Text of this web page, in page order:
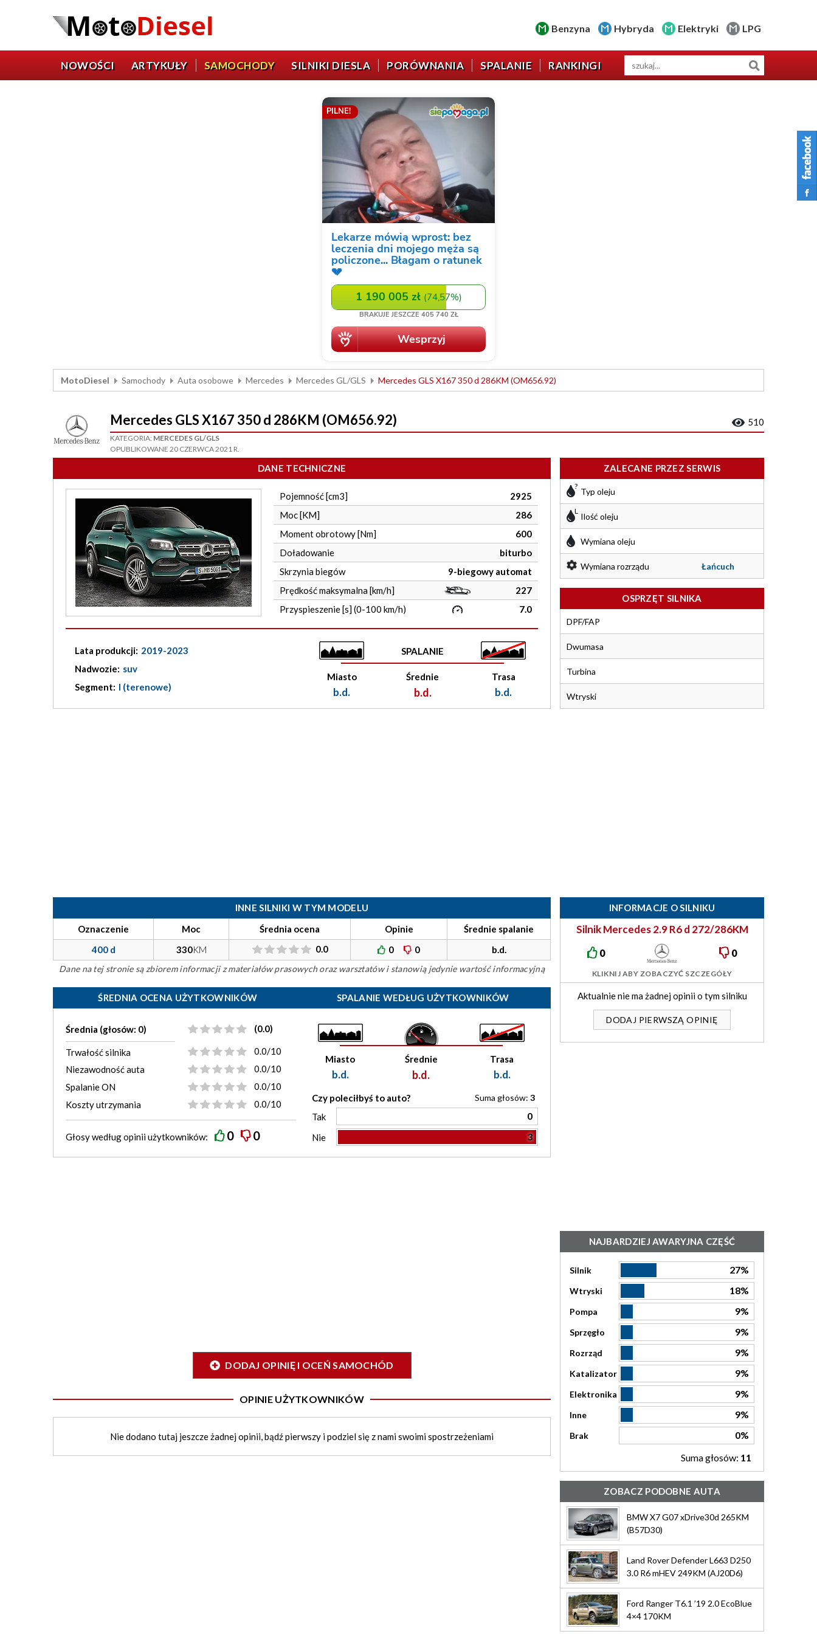
Benzyna Hybryda Elektryki LPG
NOWOŚCI ARTYKUŁY SAMOCHODY SILNIKI DIESLA PORÓWNANIA SPALANIE RANKINGI
MotoDiesel Samochody Auta osobowe Mercedes Mercedes GL/GLS Mercedes GLS X167 350 d 286KM (OM656.92)
Mercedes GLS X167 350 d 286KM (OM656.92) 510
KATEGORIA: MERCEDES GL/GLS
OPUBLIKOWANE 20 CZERWCA 2021 R.
DANE TECHNICZNE
Pojemność [cm3]
2925
Moc [KM]
286
Moment obrotowy [Nm]
600
Doładowanie
biturbo
Skrzynia biegów
9-biegowy automat
Prędkość maksymalna [km/h]
227
Przyspieszenie [s] (0-100 km/h)
7.0
Lata produkcji: 2019-2023
Nadwozie: suv
Segment: I (terenowe)
SPALANIE
Miasto
b.d.
Średnie
b.d.
Trasa
b.d.
ZALECANE PRZEZ SERWIS
Typ oleju
Ilość oleju
Wymiana oleju
Wymiana rozrządu Łańcuch
OSPRZĘT SILNIKA
DPF/FAP
Dwumasa
Turbina
Wtryski
INNE SILNIKI W TYM MODELU
Oznaczenie
Moc Średnia ocena Opinie
Średnie spalanie
400 d
330KM 0.0 0 0 b.d.
Dane na tej stronie są zbiorem informacji z materiałów prasowych oraz warsztatów i stanowią jedynie wartość informacyjną
ŚREDNIA OCENA UŻYTKOWNIKÓW
Średnia (głosów: 0) (0.0)
Trwałość silnika
0.0/10
Niezawodność auta
0.0/10
Spalanie ON
0.0/10
Koszty utrzymania
0.0/10
Głosy wedługopiniiużytkowników: 0 0
SPALANIE WEDŁUG UŻYTKOWNIKÓW
Miasto
b.d.
Średnie
b.d.
Trasa
b.d.
Czy poleciłbyś to auto? Suma głosów: 3
Tak 0
Nie 3
DODAJ OPINIĘ I OCEŃ SAMOCHÓD
OPINIE UŻYTKOWNIKÓW
Nie dodano tutaj jeszcze żadnej opinii, bądź pierwszy i podziel się z nami swoimi spostrzeżeniami
INFORMACJE O SILNIKU
Silnik Mercedes 2.9 R6 d 272/286KM
OM656
0 0
KLIKNIJ ABY ZOBACZYĆ SZCZEGÓŁY
Aktualnie nie ma żadnej opinii o tym silniku
DODAJ PIERWSZĄ OPINIĘ
NAJBARDZIEJ AWARYJNA CZĘŚĆ
Silnik 27%
Wtryski 18%
Pompa 9%
Sprzęgło 9%
Rozrząd 9%
Katalizator 9%
Elektronika 9%
Inne 9%
Brak
0%
Suma głosów: 11
ZOBACZ PODOBNE AUTA
BMW X7 G07 xDrive30d 265KM
(B57D30)
Land Rover Defender L663 D250
3.0 R6 mHEV 249KM (AJ20D6)
Ford Ranger T6.1 ’19 2.0 EcoBlue
4×4 170KM